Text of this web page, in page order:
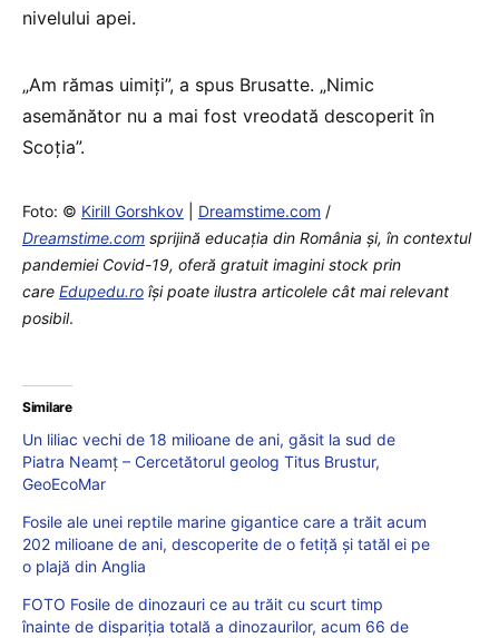
nivelului apei.
„Am rămas uimiţi”, a spus Brusatte. „Nimic
asemănător nu a mai fost vreodată descoperit în
Scoţia”.
Foto: © Kirill Gorshkov Dreamstime.com /
Dreamstime.com sprijină educaţia din România şi, în contextul
pandemiei Covid-19, oferă gratuit imagini stock prin
care Edupedu.ro îşi poate ilustra articolele cât mai relevant
posibil.
Similare
Un liliac vechi de 18 milioane de ani, găsit la sud de
Piatra Neamț – Cercetătorul geolog Titus Brustur,
GeoEcoMar
Fosile ale unei reptile marine gigantice care a trăit acum
202 milioane de ani, descoperite de o fetiță și tatăl ei pe
o plajă din Anglia
FOTO Fosile de dinozauri ce au trăit cu scurt timp
înainte de dispariția totală a dinozaurilor, acum 66 de